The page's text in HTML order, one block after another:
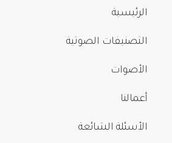
الرئيسية
التصنيفات الصوتية
الأصوات
أعمالنا
الأسئلة الشائعة